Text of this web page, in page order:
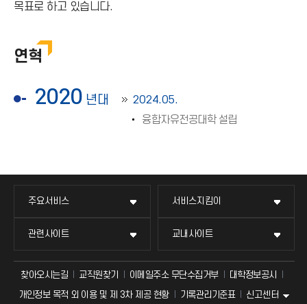
목표로 하고 있습니다.
연혁
2020 년대
2024.05.
융합자유전공대학 설립
주요서비스 서비스지킴이
관련사이트 교내사이트
찾아오시는길 교직원찾기 이메일주소 무단수집거부
대학정보공시
개인정보 목적 외 이용 및 제 3차 제공 현황
기록관리기준표 신고센터